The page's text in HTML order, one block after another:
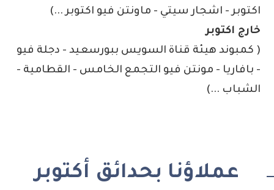
اكتوبر - اشجار سيتي - ماونتن فيو اكتوبر ...)
خارج اكتوبر
( كمبوند هيئة قناة السويس ببورسعيد - دجلة فيو
- بافاريا - مونتن فيو التجمع الخامس - القطامية -
الشباب ...)
عملاؤنا بحدائق أكتوبر